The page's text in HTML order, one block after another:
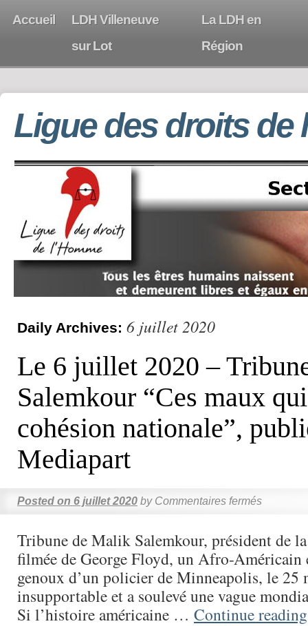
Accueil
LDH Villeneuve
sur Lot
La LDH en
Région
Ligue des droits de
Daily Archives: 6 juillet 2020
Le 6 juillet 2020 –
Salemkour “Ces maux
cohésion nationale”,
Mediapart
Posted on 6 juillet 2020 by Commentaires fermés
Tribune de Malik Salemkour, président de
filmée de George Floyd, un Afro-Américain
genoux d’un policier de Minneapolis, le 25
insupportable et a soulevé une vague
Si l’histoire américaine … Continue